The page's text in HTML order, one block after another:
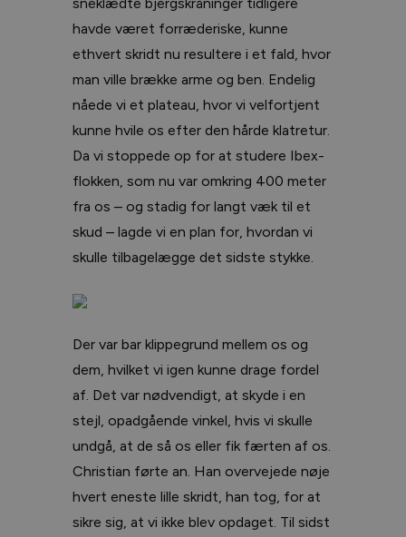
havde været forræderiske, kunne
ethvert skridt nu resultere i et fald, hvor
man ville brække arme og ben. Endelig
nåede vi et plateau, hvor vi velfortjent
kunne hvile os efter den hårde klatretur.
Da vi stoppede op for at studere Ibex-
flokken, som nu var omkring 400 meter
fra os – og stadig for langt væk til et
skud – lagde vi en plan for, hvordan vi
skulle tilbagelægge det sidste stykke.
Der var bar klippegrund mellem os og
dem, hvilket vi igen kunne drage fordel
af. Det var nødvendigt, at skyde i en
stejl, opadgående vinkel, hvis vi skulle
undgå, at de så os eller fik færten af os.
Christian førte an. Han overvejede nøje
hvert eneste lille skridt, han tog, for at
sikre sig, at vi ikke blev opdaget. Til sidst